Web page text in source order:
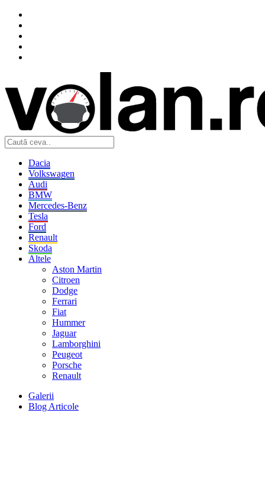
Dacia
Volkswagen
Audi
BMW
Mercedes-Benz
Tesla
Ford
Renault
Skoda
Altele
Aston Martin
Citroen
Dodge
Ferrari
Fiat
Hummer
Jaguar
Lamborghini
Peugeot
Porsche
Renault
Galerii
Blog Articole